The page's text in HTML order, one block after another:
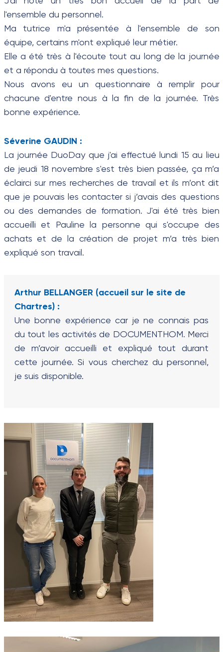
l'ensemble du personnel.
Ma tutrice m'a présentée à l'ensemble de son
équipe, certains m'ont expliqué leur métier.
Elle a été très à l'écoute tout au long de la journée
et a répondu à toutes mes questions.
Nous avons eu un questionnaire à remplir pour
chacune d'entre nous à la fin de la journée. Très
bonne expérience.
Séverine GAUDIN :
La journée DuoDay que j'ai effectué lundi 15 au lieu
de jeudi 18 novembre s'est très bien passée, ça m’a
éclairci sur mes recherches de travail et ils m’ont dit
que je pouvais les contacter si j’avais des questions
ou des demandes de formation. J'ai été très bien
accueilli et Pauline la personne qui s'occupe des
achats et de la création de projet m’a très bien
expliqué son travail.
Arthur BELLANGER (accueil sur le site de
Chartres) :
Une bonne expérience car je ne connais pas
du tout les activités de DOCUMENTHOM. Merci
de m’avoir accueilli et expliqué tout durant
cette journée. Si vous cherchez du personnel,
je suis disponible.